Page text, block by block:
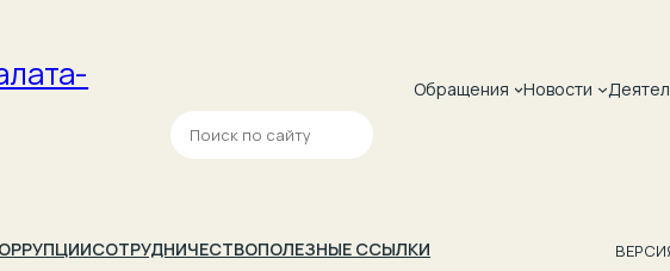
Обращения Новости
П
о
СОТРУДНИЧЕСТВОПОЛЕЗНЫЕ ССЫЛКИ